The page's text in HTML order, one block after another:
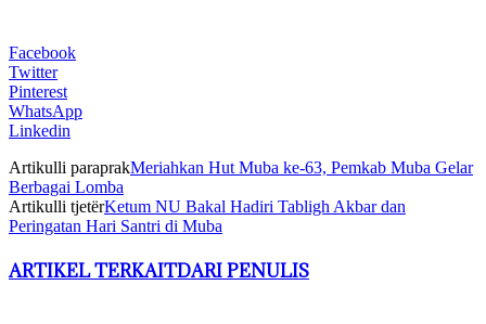
Facebook
Twitter
Pinterest
WhatsApp
Linkedin
Artikulli paraprakMeriahkan Hut Muba ke-63, Pemkab Muba Gelar
Berbagai Lomba
Artikulli tjetërKetum NU Bakal Hadiri Tabligh Akbar dan
Peringatan Hari Santri di Muba
ARTIKEL TERKAITDARI PENULIS